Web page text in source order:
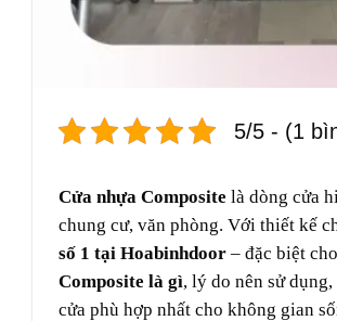
5/5 - (1
Cửa nhựa Composite là dòng cửa
chung cư, văn phòng. Với thiết kế
số 1 tại Hoabinhdoor – đặc biệt
Composite là gì, lý do nên sử
cửa phù hợp nhất cho không gian